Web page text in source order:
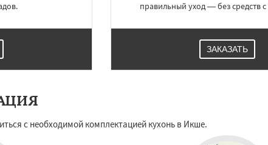
правильный уход — без средств
ЗАКАЗАТЬ
с необходимой комплектацией кухонь в Икше.